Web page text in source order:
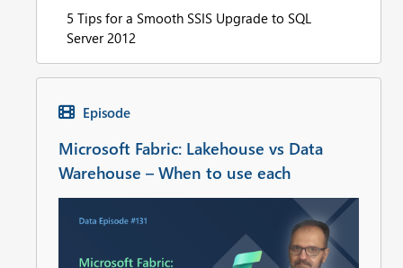
5 Tips for a Smooth SSIS Upgrade to SQL
Server 2012
Episode
Microsoft Fabric: Lakehouse vs Data
Warehouse – When to use each